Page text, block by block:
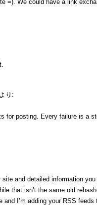
=). We could have a link
より:
for posting. Every failure is a
and detailed information you
that isn’t the same old
and I’m adding your RSS